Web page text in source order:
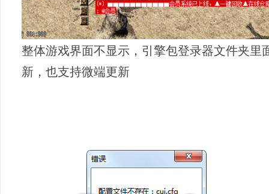
整体游戏界面不显示，引擎包登录器文件夹
新，也支持微端更新